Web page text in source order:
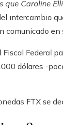
que Caroline
intercambio
comunicado
Federal
dólares -
FTX se